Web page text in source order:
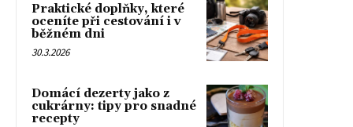
Praktické doplňky, které
oceníte při cestování i v
běžném dni
30.3.2026
Domácí dezerty jako z
cukrárny: tipy pro snadné
recepty